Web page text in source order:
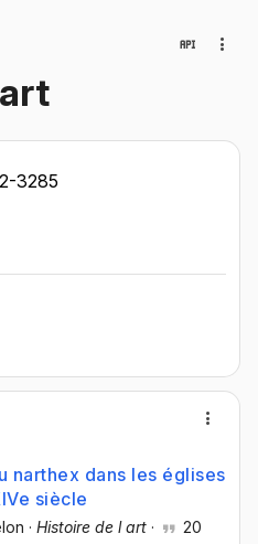
3285
narthex dans les églises
siècle
· Histoire de l art · 20